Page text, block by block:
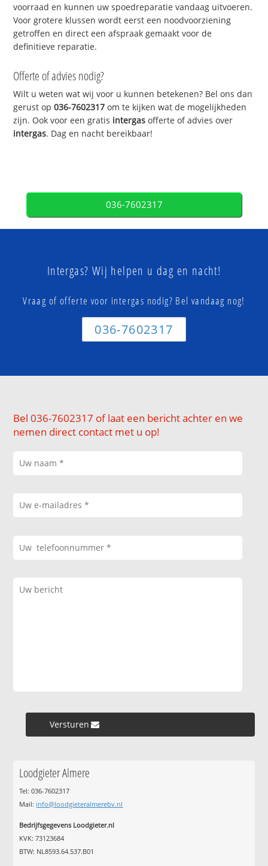
voorraad en kunnen uw spoedreparatie vandaag uitvoeren.
Voor grotere klussen wordt eerst een noodvoorziening
getroffen en direct een afspraak gemaakt voor de
definitieve reparatie.
Offerte of advies nodig?
Wilt u weten wat wij voor u kunnen betekenen? Bel ons dan
gerust op036-7602317 om te kijken wat de mogelijkheden
zijn. Ook voor een gratis intergas offerte of advies over
intergas. Dag en nacht bereikbaar!
036-7602317
Intergas? Wij helpen u dag en nacht!
Vraag of offerte voor intergas nodig? Bel vandaag nog!
036-7602317
Bel 036-7602317 of laat een bericht achter en we
nemen direct contact met u op!
Versturen »
Loodgieter Almere
Tel: 036-7602317
Mail: info@loodgieteralmerebv.nl
Bedrijfsgegevens Loodgieter.nl
KVK: 73123684
BTW: NL8593.64.537.B01